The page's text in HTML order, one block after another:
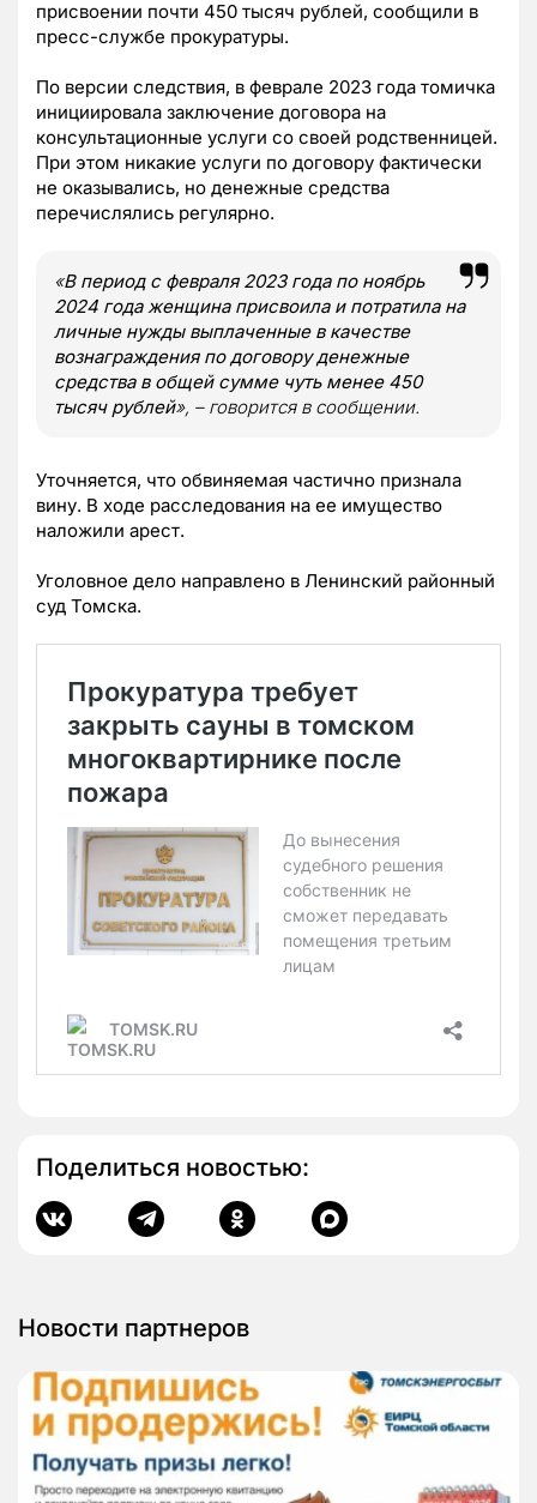
присвоении почти 450 тысяч рублей, сообщили в
пресс-службе прокуратуры.
По версии следствия, в феврале 2023 года томичка
инициировала заключение договора на
консультационные услуги со своей родственницей.
При этом никакие услуги по договору фактически
не оказывались, но денежные средства
перечислялись регулярно.
«В период с февраля 2023 года по ноябрь
2024 года женщина присвоила и потратила на
личные нужды выплаченные в качестве
вознаграждения по договору денежные
средства в общей сумме чуть менее 450
тысяч рублей», – говорится в сообщении.
Уточняется, что обвиняемая частично признала
вину. В ходе расследования на ее имущество
наложили арест.
Уголовное дело направлено в Ленинский районный
суд Томска.
Поделиться новостью:
Новости партнеров